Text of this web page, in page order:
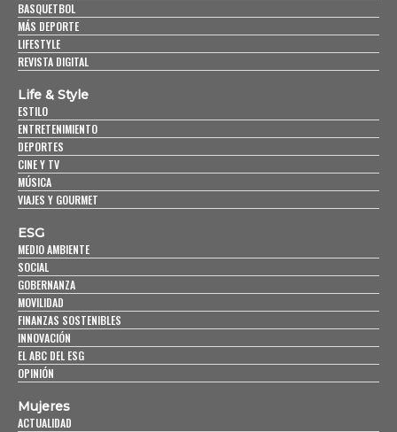
BASQUETBOL
MÁS DEPORTE
LIFESTYLE
REVISTA DIGITAL
Life & Style
ESTILO
ENTRETENIMIENTO
DEPORTES
CINE Y TV
MÚSICA
VIAJES Y GOURMET
ESG
MEDIO AMBIENTE
SOCIAL
GOBERNANZA
MOVILIDAD
FINANZAS SOSTENIBLES
INNOVACIÓN
EL ABC DEL ESG
OPINIÓN
Mujeres
ACTUALIDAD